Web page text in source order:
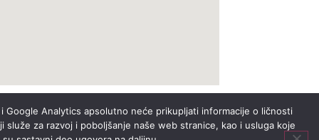
Analytics apsolutno neće prikupljati informacije o ličnosti
za razvoj i poboljšanje naše web stranice, kao i usluga koje